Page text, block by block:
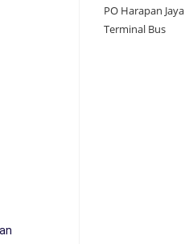
PO Harapan Jaya
Terminal Bus